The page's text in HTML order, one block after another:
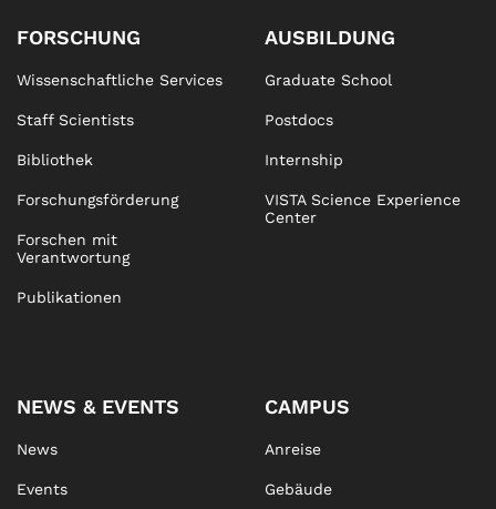
FORSCHUNG
Wissenschaftliche Services
Staff Scientists
Bibliothek
Forschungsförderung
Forschen mit
Verantwortung
Publikationen
AUSBILDUNG
Graduate School
Postdocs
Internship
VISTA Science Experience
Center
NEWS & EVENTS
News
Events
CAMPUS
Anreise
Gebäude